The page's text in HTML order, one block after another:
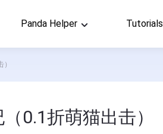
Panda Helper Tutorials
0.1折萌猫出击）